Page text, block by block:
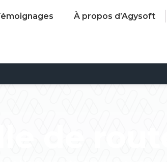
À propos d’Agysoft